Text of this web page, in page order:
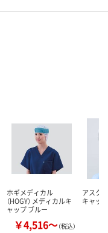
ホギメディカル
（HOGY） メディカルキ
ャップ ブルー
￥4,516～（税込）
アスク
キャッ